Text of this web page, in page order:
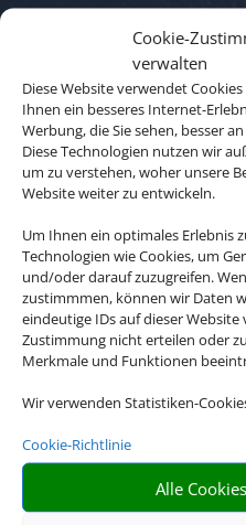
Cookie-
verwalten
Diese Website verwendet
Ihnen ein besseres Internet-
Werbung, die Sie sehen, besser
Diese Technologien nutzen wir
um zu verstehen, woher unsere
Website weiter zu entwickeln.
Um Ihnen ein optimales Erlebnis
Technologien wie Cookies, um
und/oder darauf zuzugreifen.
zustimmmen, können wir Daten
eindeutige IDs auf dieser
Zustimmung nicht erteilen oder
Merkmale und Funktionen
Wir verwenden Statistiken-
Cookie-Richtlinie
Alle